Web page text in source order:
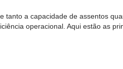
tanto a capacidade de assentos
operacional. Aqui estão as